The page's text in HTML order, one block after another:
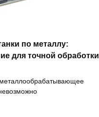
по металлу:
для точной обработки